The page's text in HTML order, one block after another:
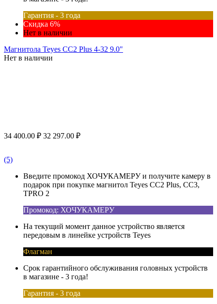
Гарантия - 3 года
Скидка 6%
Нет в наличии
Магнитола Teyes CC2 Plus 4-32 9.0"
Нет в наличии
34 400.00 ₽ 32 297.00 ₽
(5)
Введите промокод ХОЧУКАМЕРУ и получите камеру в
подарок при покупке магнитол Teyes CC2 Plus, CC3,
TPRO 2
Промокод: ХОЧУКАМЕРУ
На текущий момент данное устройство является
передовым в линейке устройств Teyes
Флагман
Срок гарантийного обслуживания головных устройств
в магазине - 3 года!
Гарантия - 3 года